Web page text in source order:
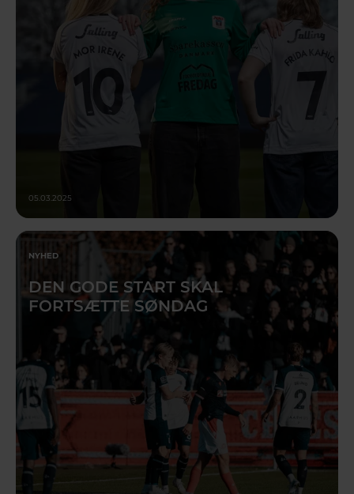
05.03.2025
NYHED
DEN GODE START SKAL
FORTSÆTTE SØNDAG